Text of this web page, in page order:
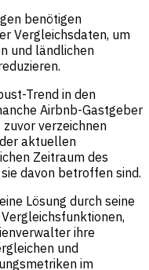
benötigen
Vergleichsdaten, um
und ländlichen
Trend in den
Airbnb-Gastgeber
verzeichnen
aktuellen
Zeitraum des
davon betroffen sind.
Lösung durch seine
ihre
und
im